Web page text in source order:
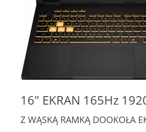
16" EKRAN 165Hz
Z WĄSKĄ RAMKĄ DOOKOŁA